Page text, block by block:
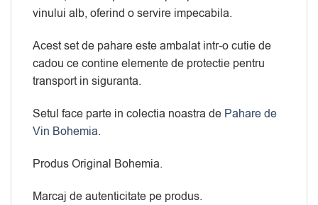
vinului alb, oferind o servire impecabila.
Acest set de pahare este ambalat intr-o cutie de
cadou ce contine elemente de protectie pentru
transport in siguranta.
Setul face parte in colectia noastra de Pahare de
Vin Bohemia.
Produs Original Bohemia.
Marcaj de autenticitate pe produs.